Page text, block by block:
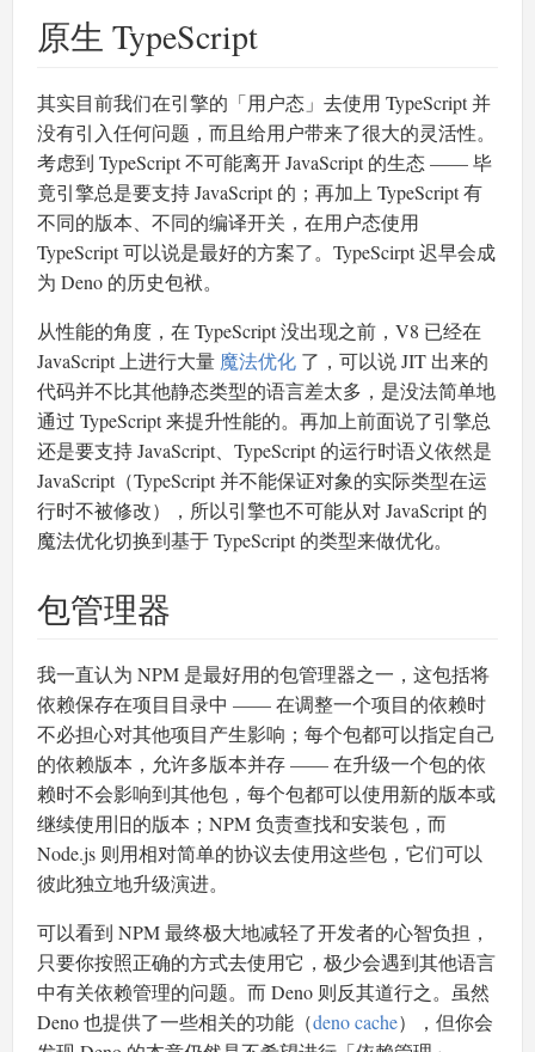
原生 TypeScript
其实目前我们在引擎的「用户态」去使用 TypeScript 并
没有引入任何问题，而且给用户带来了很大的灵活性。
考虑到 TypeScript 不可能离开 JavaScript 的生态 —— 毕
竟引擎总是要支持 JavaScript 的；再加上 TypeScript 有
不同的版本、不同的编译开关，在用户态使用
TypeScript 可以说是最好的方案了。TypeScirpt 迟早会成
为 Deno 的历史包袱。
从性能的角度，在 TypeScript 没出现之前，V8 已经在
JavaScript 上进行大量 魔法优化 了，可以说 JIT 出来的
代码并不比其他静态类型的语言差太多，是没法简单地
通过 TypeScript 来提升性能的。再加上前面说了引擎总
还是要支持 JavaScript、TypeScript 的运行时语义依然是
JavaScript（TypeScript 并不能保证对象的实际类型在运
行时不被修改），所以引擎也不可能从对 JavaScript 的
魔法优化切换到基于 TypeScript 的类型来做优化。
包管理器
我一直认为 NPM 是最好用的包管理器之一，这包括将
依赖保存在项目目录中 —— 在调整一个项目的依赖时
不必担心对其他项目产生影响；每个包都可以指定自己
的依赖版本，允许多版本并存 —— 在升级一个包的依
赖时不会影响到其他包，每个包都可以使用新的版本或
继续使用旧的版本；NPM 负责查找和安装包，而
Node.js 则用相对简单的协议去使用这些包，它们可以
彼此独立地升级演进。
可以看到 NPM 最终极大地减轻了开发者的心智负担，
只要你按照正确的方式去使用它，极少会遇到其他语言
中有关依赖管理的问题。而 Deno 则反其道行之。虽然
Deno 也提供了一些相关的功能（deno cache），但你会